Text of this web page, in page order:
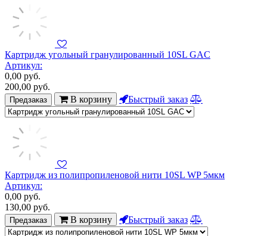
Картридж угольный гранулированный 10SL GAC
Артикул:
0,00 руб.
200,00 руб.
Предзаказ В корзину Быстрый заказ
Картридж из полипропиленовой нити 10SL WP 5мкм
Артикул:
0,00 руб.
130,00 руб.
Предзаказ В корзину Быстрый заказ